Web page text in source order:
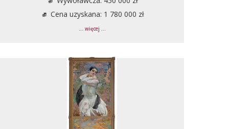
Cena uzyskana: 1 780 000 zł
... więcej ...